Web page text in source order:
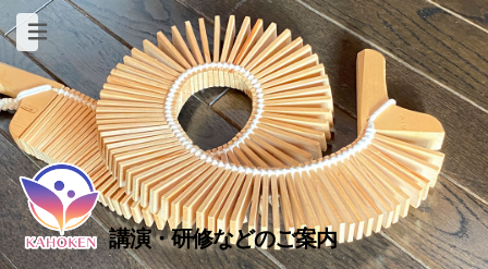
講演・研修などのご案内